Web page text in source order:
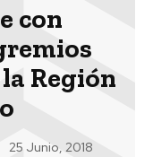
con
Región
25 Junio, 2018